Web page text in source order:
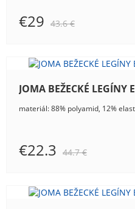
€29 43.6 €
materiál: 88% polyamid, 12%
€22.3 44.7 €